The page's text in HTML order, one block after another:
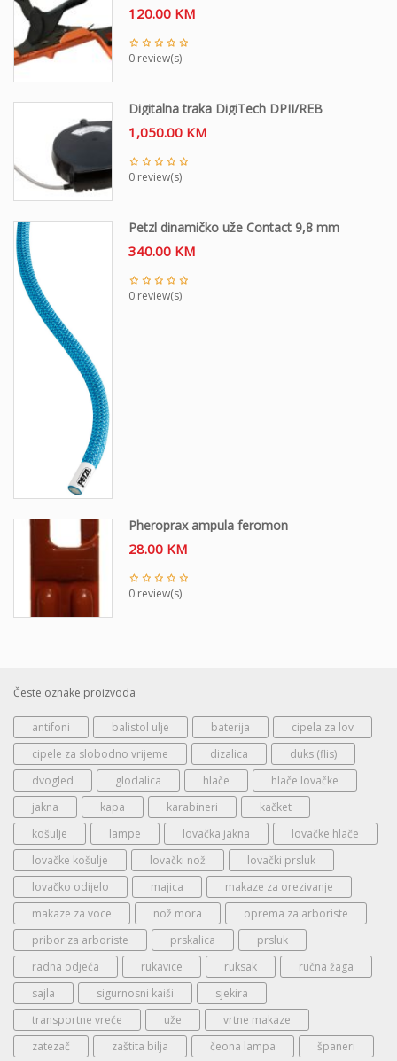
120.00 KM
0 review(s)
Digitalna traka DigiTech DPII/REB
1,050.00 KM
0 review(s)
Petzl dinamičko uže Contact 9,8 mm
340.00 KM
0 review(s)
Pheroprax ampula feromon
28.00 KM
0 review(s)
Česte oznake proizvoda
antifoni balistol ulje baterija
cipela za lov
cipele za slobodno vrijeme
dizalica
duks (flis)
dvogled
glodalica hlače
hlače lovačke
jakna
kapa karabineri
kačket
košulje
lampe lovačka jakna
lovačke hlače
lovačke košulje
lovački nož
lovački prsluk
lovačko odijelo
majica
makaze za orezivanje
makaze za voce
nož mora
oprema za arboriste
pribor za arboriste
prskalica
prsluk
radna odjeća
rukavice ruksak
ručna žaga
sajla
sigurnosni kaiši
sjekira
transportne vreće
uže
vrtne makaze
zatezač
zaštita bilja čeona lampa španeri